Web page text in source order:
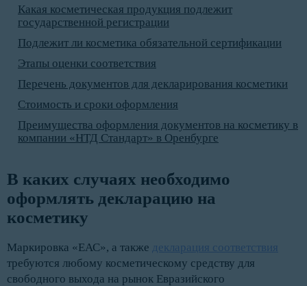
Какая косметическая продукция подлежит
государственной регистрации
Подлежит ли косметика обязательной сертификации
Этапы оценки соответствия
Перечень документов для декларирования косметики
Стоимость и сроки оформления
Преимущества оформления документов на косметику в
компании «НТД Стандарт» в Оренбурге
В каких случаях необходимо
оформлять декларацию на
косметику
Маркировка «ЕАС», а также декларация соответствия
требуются любому косметическому средству для
свободного выхода на рынок Евразийского